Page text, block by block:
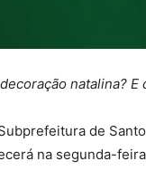
natalina?
de
na segunda-